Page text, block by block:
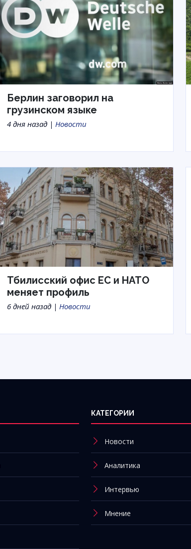
Берлин заговорил на
грузинском языке
4 дня назад | Новости
Тбилисский офис ЕС и НАТО
меняет профиль
6 дней назад | Новости
КАТЕГОРИИ
Новости
Аналитика
Интервью
Мнение